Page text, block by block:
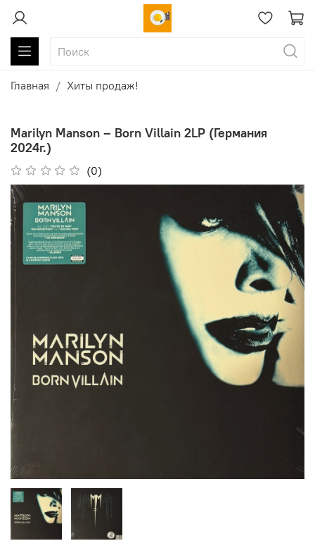
Главная Хиты продаж!
Marilyn Manson – Born Villain 2LP (Германия
2024г.)
(0)